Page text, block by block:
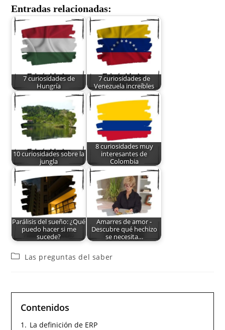
Entradas relacionadas:
7 curiosidades de
Hungría
7 curiosidades de
Venezuela increíbles
10 curiosidades sobre la
jungla
8 curiosidades muy
interesantes de
Colombia
Parálisis del sueño: ¿Qué
puedo hacer si me
sucede?
Amarres de amor -
Descubre qué hechizo
se necesita…
Las preguntas del saber
Contenidos
1. La definición de ERP